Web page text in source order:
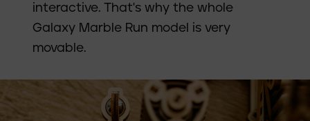
interactive. That's why the whole
Galaxy Marble Run model is very
movable.